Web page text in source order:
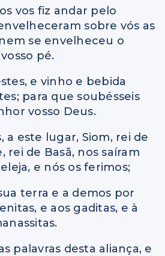
vos fiz andar pelo
sobre vós as
se envelheceu o
pé.
e vinho e bebida
para que soubésseis
vosso Deus.
a este lugar, Siom, rei de
rei de Basã, nos saíram
e nós os ferimos;
terra e a demos por
e aos gaditas, e à
palavras desta aliança, e